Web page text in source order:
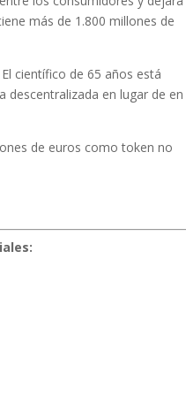
más de 1.800 millones de
científico de 65 años está
en lugar de en
de euros como token no